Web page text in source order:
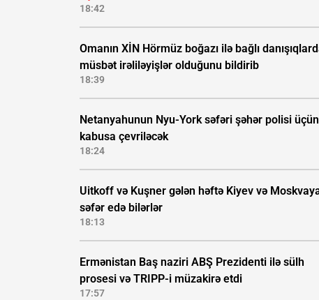
18:42
Omanın XİN Hörmüz boğazı ilə bağlı
müsbət irəliləyişlər olduğunu bildirib
18:39
Netanyahunun Nyu-York səfəri şəhər polisi üçün
kabusa çevriləcək
18:24
Uitkoff və Kuşner gələn həftə Kiyev və
səfər edə bilərlər
18:13
Ermənistan Baş naziri ABŞ Prezidenti ilə sülh
prosesi və TRIPP-i müzakirə etdi
17:57